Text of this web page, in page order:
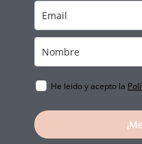
He leido y acepto la